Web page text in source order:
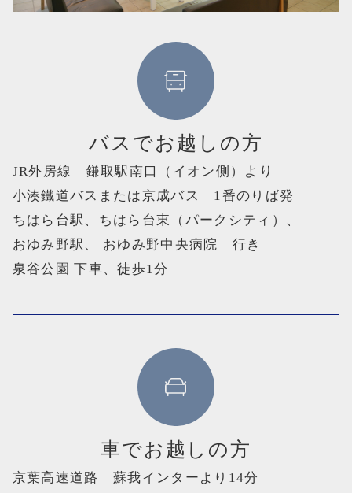
バスでお越しの方
JR外房線 鎌取駅南口（イオン側）より
小湊鐵道バスまたは京成バス 1番のりば発
ちはら台駅、ちはら台東（パークシティ）、
おゆみ野駅、 おゆみ野中央病院 行き
泉谷公園 下車、徒歩1分
車でお越しの方
京葉高速道路 蘇我インターより14分